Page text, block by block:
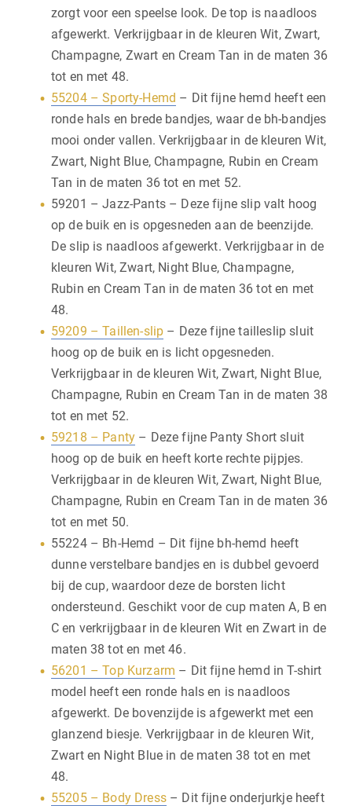
zorgt voor een speelse look. De top is naadloos
afgewerkt. Verkrijgbaar in de kleuren Wit, Zwart,
Champagne, Zwart en Cream Tan in de maten 36
tot en met 48.
55204 – Sporty-Hemd – Dit fijne hemd heeft een
ronde hals en brede bandjes, waar de bh-bandjes
mooi onder vallen. Verkrijgbaar in de kleuren Wit,
Zwart, Night Blue, Champagne, Rubin en Cream
Tan in de maten 36 tot en met 52.
59201 – Jazz-Pants – Deze fijne slip valt hoog
op de buik en is opgesneden aan de beenzijde.
De slip is naadloos afgewerkt. Verkrijgbaar in de
kleuren Wit, Zwart, Night Blue, Champagne,
Rubin en Cream Tan in de maten 36 tot en met
48.
59209 – Taillen-slip – Deze fijne tailleslip sluit
hoog op de buik en is licht opgesneden.
Verkrijgbaar in de kleuren Wit, Zwart, Night Blue,
Champagne, Rubin en Cream Tan in de maten 38
tot en met 52.
59218 – Panty – Deze fijne Panty Short sluit
hoog op de buik en heeft korte rechte pijpjes.
Verkrijgbaar in de kleuren Wit, Zwart, Night Blue,
Champagne, Rubin en Cream Tan in de maten 36
tot en met 50.
55224 – Bh-Hemd – Dit fijne bh-hemd heeft
dunne verstelbare bandjes en is dubbel gevoerd
bij de cup, waardoor deze de borsten licht
ondersteund. Geschikt voor de cup maten A, B en
C en verkrijgbaar in de kleuren Wit en Zwart in de
maten 38 tot en met 46.
56201 – Top Kurzarm – Dit fijne hemd in T-shirt
model heeft een ronde hals en is naadloos
afgewerkt. De bovenzijde is afgewerkt met een
glanzend biesje. Verkrijgbaar in de kleuren Wit,
Zwart en Night Blue in de maten 38 tot en met
48.
55205 – Body Dress– Dit fijne onderjurkje heeft